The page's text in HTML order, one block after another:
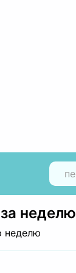
неделю
неделю